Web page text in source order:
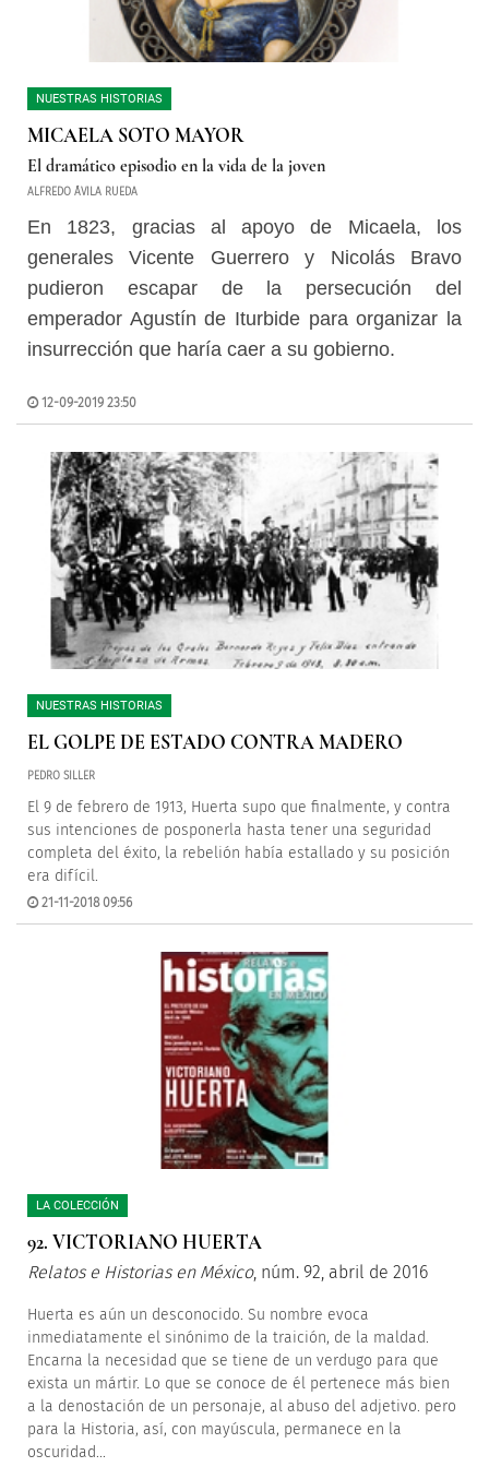
NUESTRAS HISTORIAS
MICAELA SOTO MAYOR
El dramático episodio en la vida de la joven
ALFREDO ÁVILA RUEDA
En 1823, gracias al apoyo de Micaela, los
generales Vicente Guerrero y Nicolás Bravo
pudieron escapar de la persecución del
emperador Agustín de Iturbide para organizar la
insurrección que haría caer a su gobierno.
12-09-2019 23:50
NUESTRAS HISTORIAS
EL GOLPE DE ESTADO CONTRA MADERO
PEDRO SILLER
El 9 de febrero de 1913, Huerta supo que finalmente, y contra
sus intenciones de posponerla hasta tener una seguridad
completa del éxito, la rebelión había estallado y su posición
era difícil.
21-11-2018 09:56
LA COLECCIÓN
92. VICTORIANO HUERTA
Relatos e Historias en México, núm. 92, abril de 2016
Huerta es aún un desconocido. Su nombre evoca
inmediatamente el sinónimo de la traición, de la maldad.
Encarna la necesidad que se tiene de un verdugo para que
exista un mártir. Lo que se conoce de él pertenece más bien
a la denostación de un personaje, al abuso del adjetivo. pero
para la Historia, así, con mayúscula, permanece en la
oscuridad...